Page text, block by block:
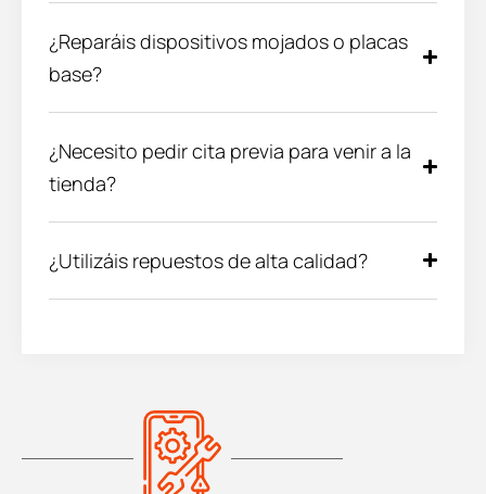
¿Reparáis dispositivos mojados o placas
base?
¿Necesito pedir cita previa para venir a la
tienda?
¿Utilizáis repuestos de alta calidad?